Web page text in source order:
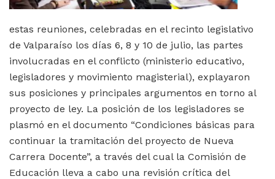
estas reuniones, celebradas en el recinto legislativo
de Valparaíso los días 6, 8 y 10 de julio, las partes
involucradas en el conflicto (ministerio educativo,
legisladores y movimiento magisterial), explayaron
sus posiciones y principales argumentos en torno al
proyecto de ley. La posición de los legisladores se
plasmó en el documento “Condiciones básicas para
continuar la tramitación del proyecto de Nueva
Carrera Docente”, a través del cual la Comisión de
Educación lleva a cabo una revisión crítica del